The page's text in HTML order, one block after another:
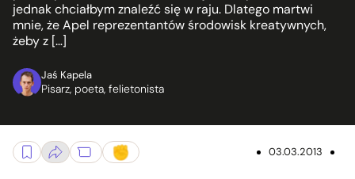
jednak chciałbym znaleźć się w raju. Dlatego martwi
mnie, że Apel reprezentantów środowisk kreatywnych,
żeby z […]
Jaś Kapela
Pisarz, poeta, felietonista
03.03.2013